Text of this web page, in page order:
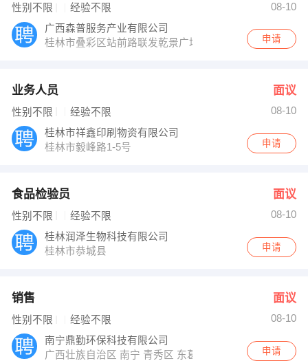
性别不限 经验不限
08-10
广西森普服务产业有限公司
桂林市叠彩区站前路联发乾景广场
申请
业务人员 面议
性别不限 经验不限
08-10
桂林市祥鑫印刷物资有限公司
桂林市毅峰路1-5号
申请
食品检验员 面议
性别不限 经验不限
08-10
桂林润泽生物科技有限公司
桂林市恭城县
申请
销售 面议
性别不限 经验不限
08-10
南宁鼎勤环保科技有限公司
广西壮族自治区 南宁 青秀区 东葛路18-1号嘉和自由空间
申请